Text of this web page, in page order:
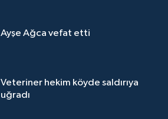
Ayşe Ağca vefat etti
Veteriner hekim köyde saldırıya
uğradı